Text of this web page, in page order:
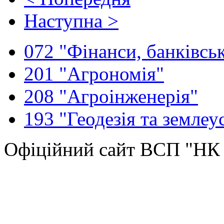
Наступна >
072 "Фінанси,
201 "Агрономія"
208 "Агроінженерія"
193 "Геодезія та
Офіційний сайт ВСП